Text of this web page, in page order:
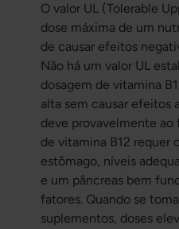
O valor UL (Tolerable
dose máxima de um
de causar efeitos
Não há um valor UL
dosagem de vitamina
alta sem causar efeitos
deve provavelmente ao
de vitamina B12 requer
estômago, níveis
e um pâncreas bem
fatores. Quando se
suplementos, doses